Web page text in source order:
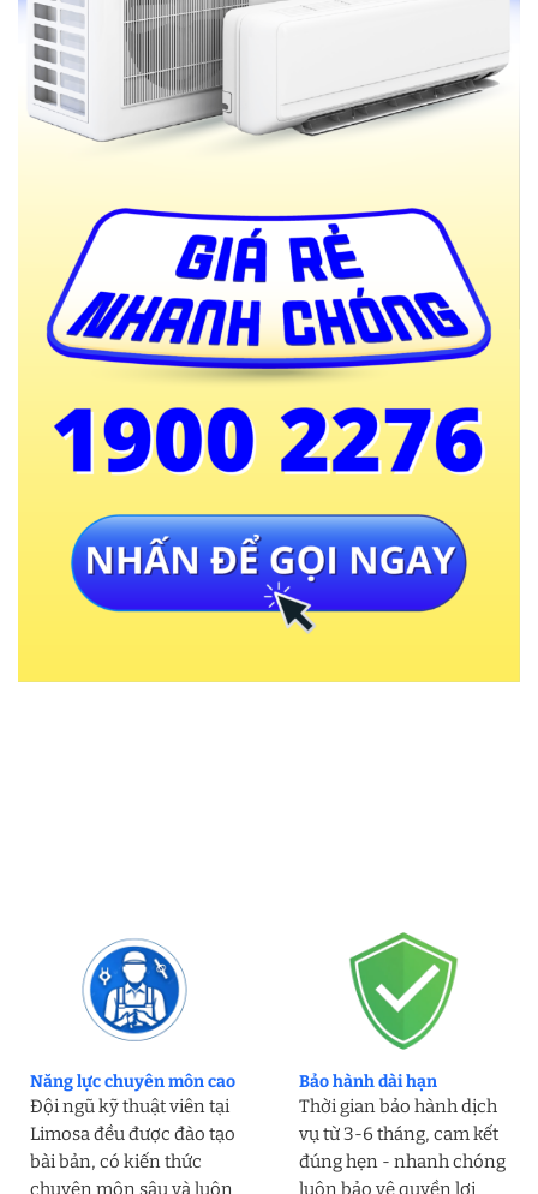
Năng lực chuyên môn cao
Đội ngũ kỹ thuật viên tại
Limosa đều được đào tạo
bài bản, có kiến thức
chuyên môn sâu và luôn
Bảo hành dài hạn
Thời gian bảo hành dịch
vụ từ 3-6 tháng, cam kết
đúng hẹn - nhanh chóng
luôn bảo vệ quyền lợi